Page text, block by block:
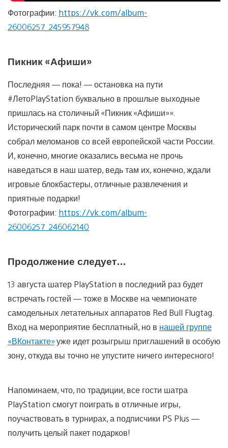
Фотографии: https://vk.com/album-
26006257_245957948
Пикник «Афиши»
Последняя — пока! — остановка на пути
#ЛетоPlayStation буквально в прошлые выходные
пришлась на столичный «Пикник «Афиши»».
Исторический парк почти в самом центре Москвы
собрал меломанов со всей европейской части России.
И, конечно, многие оказались весьма не прочь
наведаться в наш шатер, ведь там их, конечно, ждали
игровые блокбастеры, отличные развлечения и
приятные подарки!
Фотографии: https://vk.com/album-
26006257_246062140
Продолжение следует…
13 августа шатер PlayStation в последний раз будет
встречать гостей — тоже в Москве на чемпионате
самодельных летательных аппаратов Red Bull Flugtag.
Вход на мероприятие бесплатный, но в нашей группе
«ВКонтакте»уже идет розыгрыш приглашений в особую
зону, откуда вы точно не упустите ничего интересного!
Напоминаем, что, по традиции, все гости шатра
PlayStation смогут поиграть в отличные игры,
поучаствовать в турнирах, а подписчики PS Plus —
получить целый пакет подарков!